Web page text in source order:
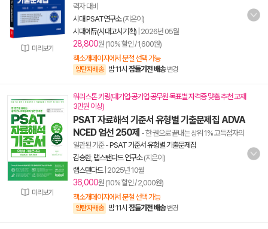
미리보기
력자 대비
시대 PSAT연구소(지은이)
시대에듀(시대고시기획) 2026년 05월
28,800원 (10% 할인 / 1,600원)
책소개페이지에서 분철 선택 가능
양탄자배송 밤 11시 잠들기전 배송 변경
미리보기
워리스톤 키링(대기업·공기업·공무원 목표별 자격증 맞춤 추천 교재
3만원 이상)
PSAT 자료해석 기준서 유형별 기출문제집 ADVA
NCED 엄선 250제 - 한 권으로 끝내는 상위 1% 고득점자의
일관된 기준-PSAT 기준서 유형별 기출문제집
김승환, 랩스탠다드 연구소(지은이)
랩스탠다드| 2025년 10월
36,000원 (10% 할인 / 2,000원)
책소개페이지에서 분철 선택 가능
양탄자배송 밤 11시 잠들기전 배송 변경